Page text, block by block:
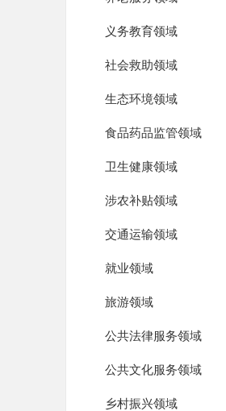
义务教育领域
社会救助领域
生态环境领域
食品药品监管领域
卫生健康领域
涉农补贴领域
交通运输领域
就业领域
旅游领域
公共法律服务领域
公共文化服务领域
乡村振兴领域